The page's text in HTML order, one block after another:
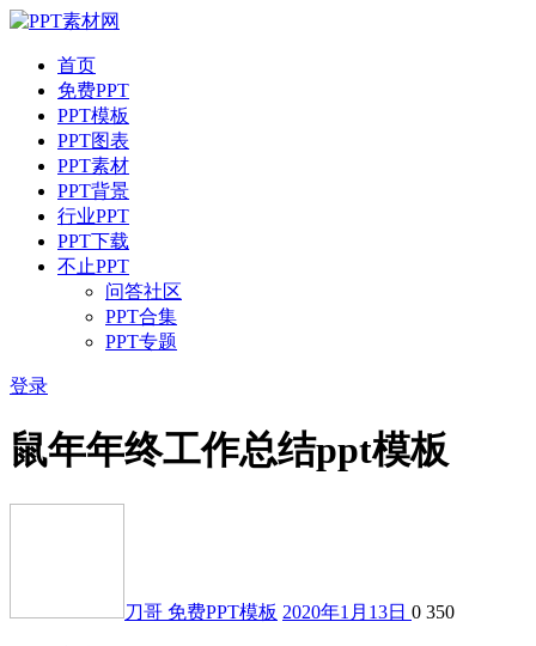
首页
免费PPT
PPT模板
PPT图表
PPT素材
PPT背景
行业PPT
PPT下载
不止PPT
问答社区
PPT合集
PPT专题
登录
鼠年年终工作总结ppt模板
刀哥 免费PPT模板 2020年1月13日 0 350